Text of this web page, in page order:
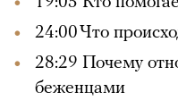
24:00 Что
28:29 Почему
беженцами